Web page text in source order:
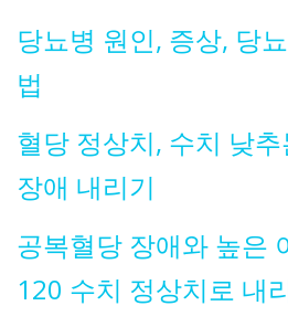
당뇨병 원인, 증상, 당
법
혈당 정상치, 수치 낮
장애 내리기
공복혈당 장애와 높은
120 수치 정상치로 내